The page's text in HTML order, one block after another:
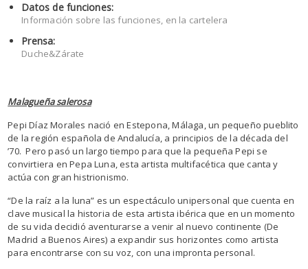
Datos de funciones:
Información sobre las funciones, en la cartelera
Prensa:
Duche&Zárate
Malagueña salerosa
Pepi Díaz Morales nació en Estepona, Málaga, un pequeño pueblito
de la región española de Andalucía, a principios de la década del
’70. Pero pasó un largo tiempo para que la pequeña Pepi se
convirtiera en Pepa Luna, esta artista multifacética que canta y
actúa con gran histrionismo.
“De la raíz a la luna” es un espectáculo unipersonal que cuenta en
clave musical la historia de esta artista ibérica que en un momento
de su vida decidió aventurarse a venir al nuevo continente (De
Madrid a Buenos Aires) a expandir sus horizontes como artista
para encontrarse con su voz, con una impronta personal.